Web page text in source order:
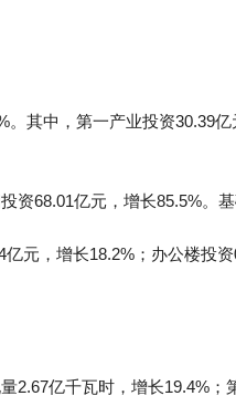
其中，第一产业投资30.39
68.01亿元，增长85.5%。
元，增长18.2%；办公楼投
2.67亿千瓦时，增长19.4%；